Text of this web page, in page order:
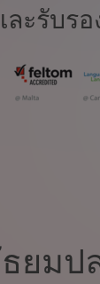
ละรับ
ยมป